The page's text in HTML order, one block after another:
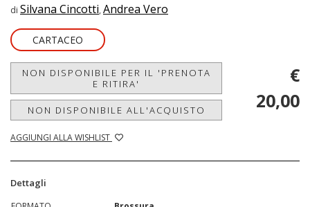
di Silvana Cincotti, Andrea Vero
CARTACEO
NON DISPONIBILE PER IL 'PRENOTA
E RITIRA'
NON DISPONIBILE ALL'ACQUISTO
AGGIUNGI ALLA WISHLIST
€
20,00
Dettagli